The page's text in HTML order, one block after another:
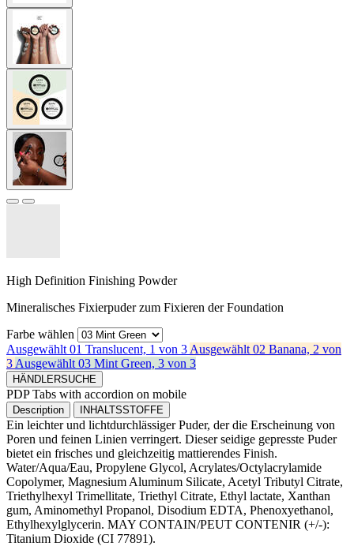
High Definition Finishing Powder
Mineralisches Fixierpuder zum Fixieren der Foundation
Farbe wählen
Ausgewählt 01 Translucent, 1 von 3 Ausgewählt 02 Banana, 2 von
3 Ausgewählt 03 Mint Green, 3 von 3
HÄNDLERSUCHE
PDP Tabs with accordion on mobile
Description INHALTSSTOFFE
Ein leichter und lichtdurchlässiger Puder, der die Erscheinung von
Poren und feinen Linien verringert. Dieser seidige gepresste Puder
bietet ein frisches und gleichzeitig mattierendes Finish.
Water/Aqua/Eau, Propylene Glycol, Acrylates/Octylacrylamide
Copolymer, Magnesium Aluminum Silicate, Acetyl Tributyl Citrate,
Triethylhexyl Trimellitate, Triethyl Citrate, Ethyl lactate, Xanthan
gum, Aminomethyl Propanol, Disodium EDTA, Phenoxyethanol,
Ethylhexylglycerin. MAY CONTAIN/PEUT CONTENIR (+/-):
Titanium Dioxide (CI 77891).